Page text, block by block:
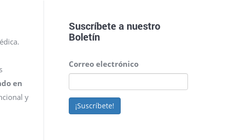
en
y
Suscríbete a nuestro
Boletín
Correo electrónico
¡Suscríbete!